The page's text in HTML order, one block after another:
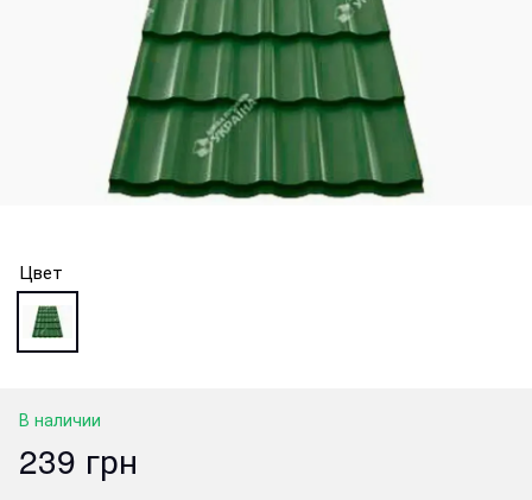
Цвет
В наличии
239 грн